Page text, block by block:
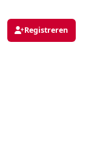
Registreren